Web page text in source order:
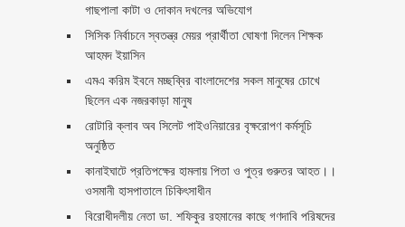
গাছপালা কাটা ও দোকান দখলের অভিযোগ
সিসিক নির্বাচনে স্বতন্ত্র মেয়র প্রার্থীতা ঘোষণা দিলেন শিক্ষক
আহমদ ইয়াসিন
এমএ করিম ইবনে মচ্ছব্বির বাংলাদেশের সকল মানুষের চোখে
ছিলেন এক নজরকাড়া মানুষ ‎
রোটারি ক্লাব অব সিলেট পাইওনিয়ারের বৃক্ষরোপণ কর্মসূচি
অনুষ্ঠিত
কানাইঘাটে প্রতিপক্ষের হামলায় পিতা ও পুত্র গুরুতর আহত।।
ওসমানী হাসপাতালে চিকিৎসাধীন
বিরোধীদলীয় নেতা ডা. শফিকুর রহমানের কাছে গণদাবি পরিষদের